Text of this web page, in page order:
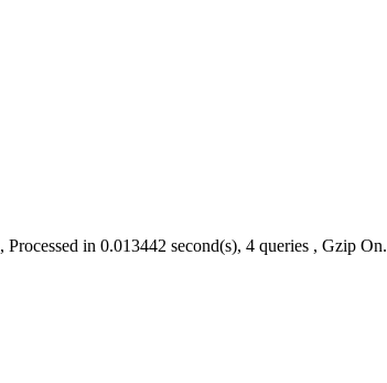
, Processed in 0.013442 second(s), 4 queries , Gzip On.